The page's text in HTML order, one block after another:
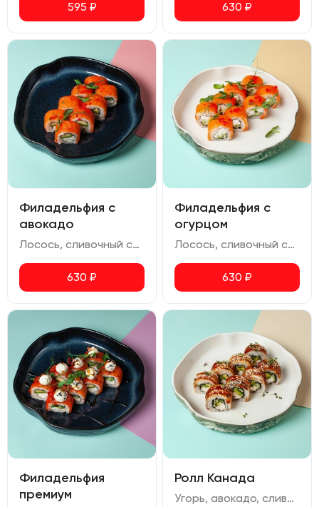
595 ₽ 630 ₽
Филадельфия с
авокадо
Лосось, сливочный сыр, авокадо, икра масаго
630 ₽
Филадельфия с
огурцом
Лосось, сливочный сыр, огурец, икра масаго
630 ₽
Филадельфия
премиум
Ролл Канада
Угорь, авокадо, сливочный сыр, огурец, кунжут, соус унаги